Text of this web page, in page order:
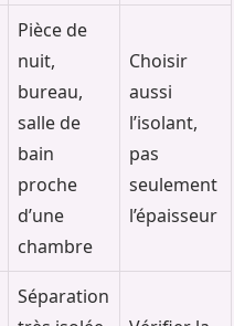
Pièce de
nuit,
bureau,
salle de
bain
proche
d’une
chambre
Choisir
aussi
l’isolant,
pas
seulement
l’épaisseur
Séparation